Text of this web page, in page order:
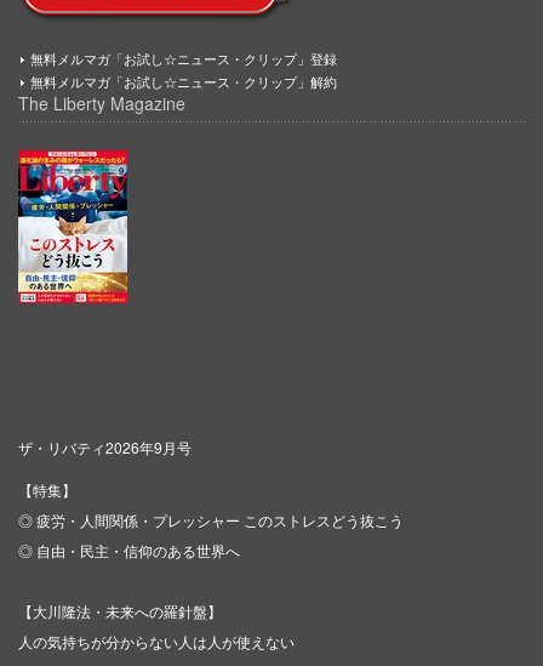
無料メルマガ「お試し☆ニュース・クリップ」登録
無料メルマガ「お試し☆ニュース・クリップ」解約
The Liberty Magazine
ザ・リバティ2026年9月号
【特集】
◎ 疲労・人間関係・プレッシャー このストレスどう抜こう
◎ 自由・民主・信仰のある世界へ
【大川隆法・未来への羅針盤】
人の気持ちが分からない人は人が使えない